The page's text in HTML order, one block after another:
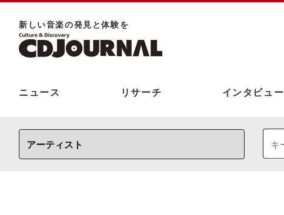
新しい⾳楽の発⾒と体験を
ニュース リサーチ インタビュー